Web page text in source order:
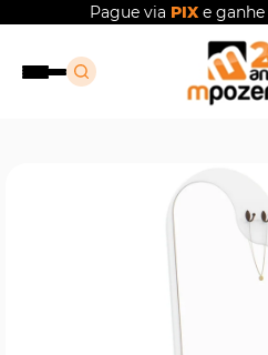
Pague via PIXe ganhe